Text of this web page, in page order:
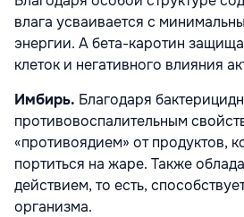
влага усваивается с
энергии. А бета-каротин
клеток и негативного влияния
Имбирь. Благодаря
противовоспалительным
«противоядием» от продуктов,
портиться на жаре. Также
действием, то есть,
организма.